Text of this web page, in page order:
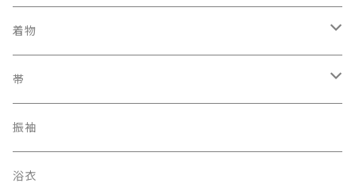
着物
訪問着・付下げ
紬
色無地
帯
袋帯
名古屋帯
振袖
浴衣